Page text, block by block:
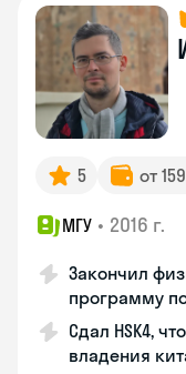
5 от
МГУ • 2016 г.
Закончил
программу
Сдал HSK4,
владения